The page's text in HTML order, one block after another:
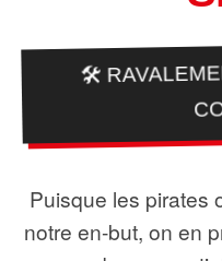
🛠️
Puisque les pirates
notre en-but, on en